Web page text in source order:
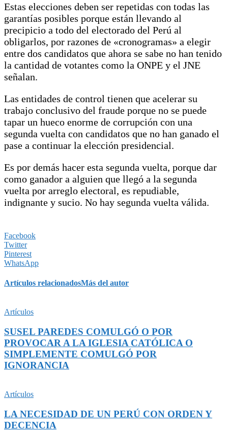
Estas elecciones deben ser repetidas con todas las
garantías posibles porque están llevando al
precipicio a todo del electorado del Perú al
obligarlos, por razones de «cronogramas» a elegir
entre dos candidatos que ahora se sabe no han tenido
la cantidad de votantes como la ONPE y el JNE
señalan.
Las entidades de control tienen que acelerar su
trabajo conclusivo del fraude porque no se puede
tapar un hueco enorme de corrupción con una
segunda vuelta con candidatos que no han ganado el
pase a continuar la elección presidencial.
Es por demás hacer esta segunda vuelta, porque dar
como ganador a alguien que llegó a la segunda
vuelta por arreglo electoral, es repudiable,
indignante y sucio. No hay segunda vuelta válida.
Facebook
Twitter
Pinterest
WhatsApp
Artículos relacionadosMás del autor
Artículos
SUSEL PAREDES COMULGÓ O POR
PROVOCAR A LA IGLESIA CATÓLICA O
SIMPLEMENTE COMULGÓ POR
IGNORANCIA
Artículos
LA NECESIDAD DE UN PERÚ CON ORDEN Y
DECENCIA